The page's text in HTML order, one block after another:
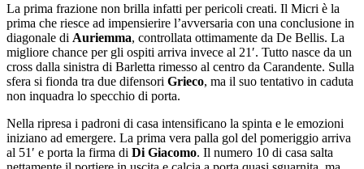
La prima frazione non brilla infatti per pericoli creati. Il Micri è la
prima che riesce ad impensierire l’avversaria con una conclusione in
diagonale di Auriemma, controllata ottimamente da De Bellis. La
migliore chance per gli ospiti arriva invece al 21′. Tutto nasce da un
cross dalla sinistra di Barletta rimesso al centro da Carandente. Sulla
sfera si fionda tra due difensori Grieco, ma il suo tentativo in caduta
non inquadra lo specchio di porta.
Nella ripresa i padroni di casa intensificano la spinta e le emozioni
iniziano ad emergere. La prima vera palla gol del pomeriggio arriva
al 51′ e porta la firma di Di Giacomo. Il numero 10 di casa salta